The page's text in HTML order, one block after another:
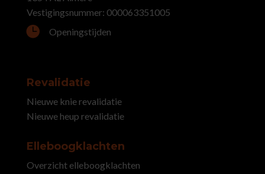
Vestigingsnummer: 000063351005
 Openingstijden
Revalidatie
Nieuwe knie revalidatie
Nieuwe heup revalidatie
Elleboogklachten
Overzicht elleboogklachten